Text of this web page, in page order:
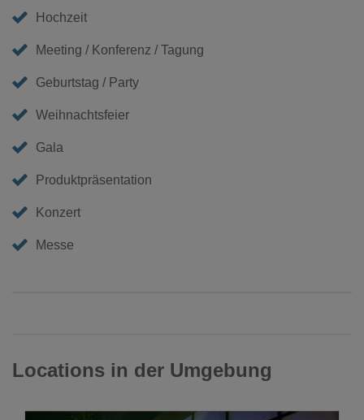
Hochzeit
Meeting / Konferenz / Tagung
Geburtstag / Party
Weihnachtsfeier
Gala
Produktpräsentation
Konzert
Messe
Locations in der Umgebung